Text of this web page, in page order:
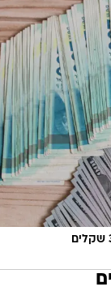
הדולר בשפל של שלוש שנים, ונסחר ברמה של 3.31 שקלים